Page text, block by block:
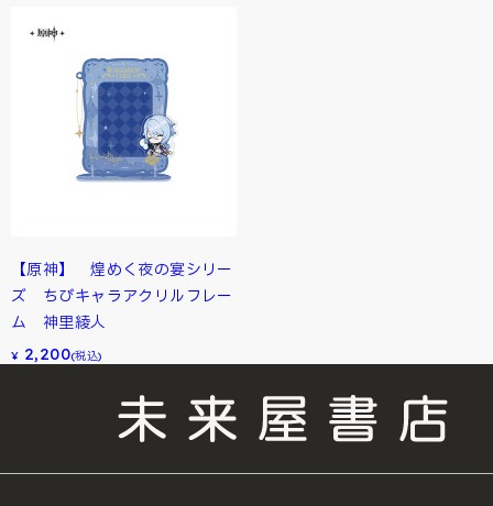
【原神】 煌めく夜の宴シリー
ズ ちびキャラアクリルフレー
ム 神里綾人
¥ 2,200(税込)